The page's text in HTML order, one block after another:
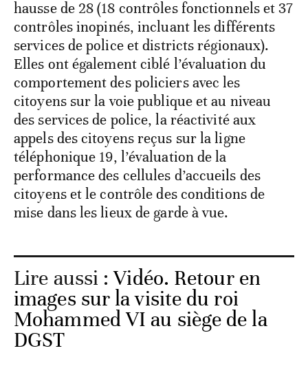
hausse de 28 (18 contrôles fonctionnels et 37
contrôles inopinés, incluant les différents
services de police et districts régionaux).
Elles ont également ciblé l’évaluation du
comportement des policiers avec les
citoyens sur la voie publique et au niveau
des services de police, la réactivité aux
appels des citoyens reçus sur la ligne
téléphonique 19, l’évaluation de la
performance des cellules d’accueils des
citoyens et le contrôle des conditions de
mise dans les lieux de garde à vue.
Lire aussi :Vidéo. Retour en
images sur la visite du roi
Mohammed VI au siège de la
DGST